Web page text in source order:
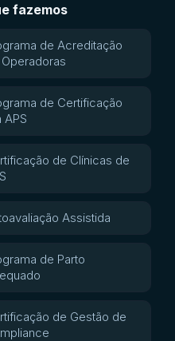
fazemos
de Acreditação
de Certificação
APS
de Clínicas de
Assistida
de Parto
de Gestão de